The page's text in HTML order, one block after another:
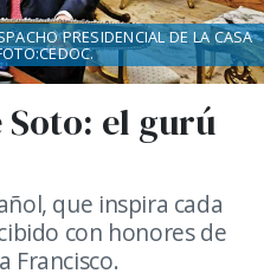
Soto: el gurú
que inspira cada
con honores de
Francisco.
PRESIDENCIAL DE LA CASA